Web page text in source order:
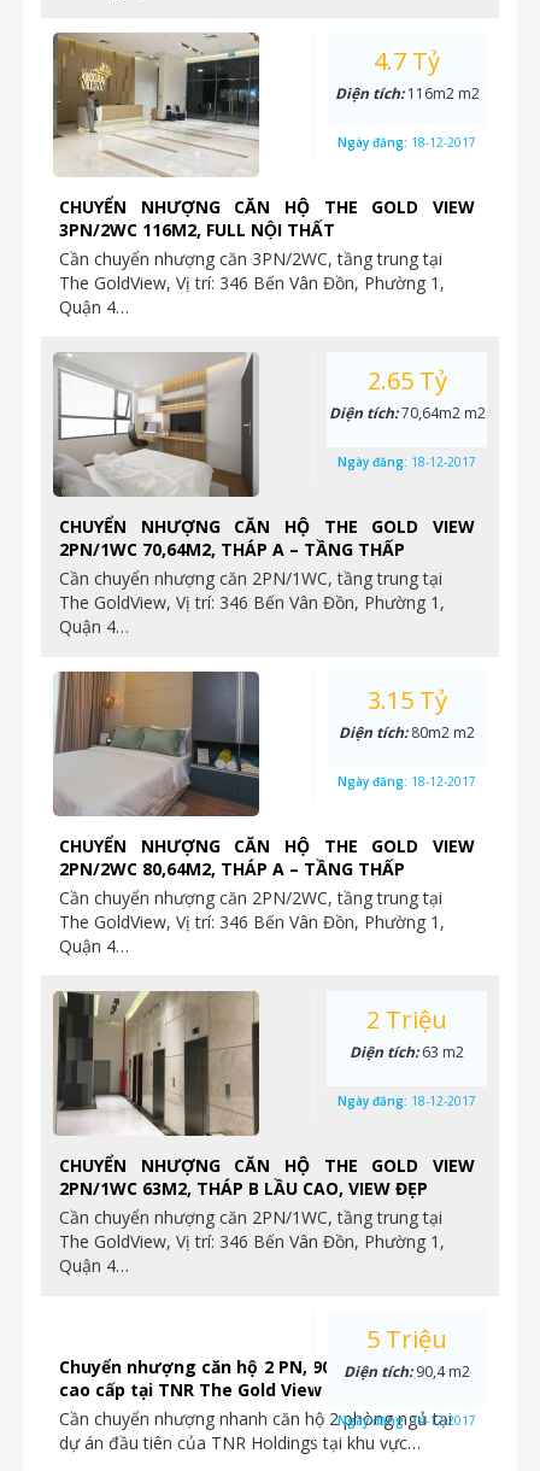
CHUYỂN NHƯỢNG CĂN HỘ THE GOLD VIEW
3PN/2WC 116M2, FULL NỘI THẤT
Cần chuyển nhượng căn 3PN/2WC, tầng trung tại
The GoldView, Vị trí: 346 Bến Vân Đồn, Phường 1,
Quận 4…
4.7 Tỷ
Diện tích:116m2 m2
Ngày đăng: 18-12-2017
CHUYỂN NHƯỢNG CĂN HỘ THE GOLD VIEW
2PN/1WC 70,64M2, THÁP A – TẦNG THẤP
Cần chuyển nhượng căn 2PN/1WC, tầng trung tại
The GoldView, Vị trí: 346 Bến Vân Đồn, Phường 1,
Quận 4…
2.65 Tỷ
Diện tích:70,64m2 m2
Ngày đăng: 18-12-2017
CHUYỂN NHƯỢNG CĂN HỘ THE GOLD VIEW
2PN/2WC 80,64M2, THÁP A – TẦNG THẤP
Cần chuyển nhượng căn 2PN/2WC, tầng trung tại
The GoldView, Vị trí: 346 Bến Vân Đồn, Phường 1,
Quận 4…
3.15 Tỷ
Diện tích:80m2 m2
Ngày đăng: 18-12-2017
CHUYỂN NHƯỢNG CĂN HỘ THE GOLD VIEW
2PN/1WC 63M2, THÁP B LẦU CAO, VIEW ĐẸP
Cần chuyển nhượng căn 2PN/1WC, tầng trung tại
The GoldView, Vị trí: 346 Bến Vân Đồn, Phường 1,
Quận 4…
2 Triệu
Diện tích:63 m2
Ngày đăng: 18-12-2017
Chuyển nhượng căn hộ 2 PN, 90.4m2, hoàn thiện
cao cấp tại TNR The Gold View
Cần chuyển nhượng nhanh căn hộ 2 phòng ngủ tại
dự án đầu tiên của TNR Holdings tại khu vực…
5 Triệu
Diện tích:90,4 m2
Ngày đăng:14-12-2017